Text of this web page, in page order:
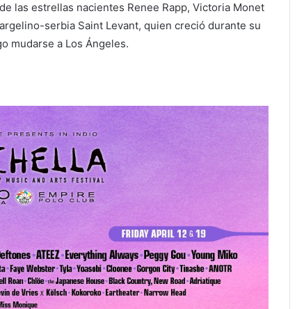
las estrellas nacientes Renee Rapp, Victoria Monet
serbia Saint Levant, quien creció durante su
mudarse a Los Ángeles.